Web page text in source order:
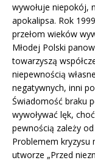
wywołuje niepokój,
apokalipsa. Rok
przełom wieków
Młodej Polski
towarzyszą
niepewnością
negatywnych, inni
Świadomość braku
wywoływać lęk,
pewnością zależy
Problemem kryzysu
utworze „Przed